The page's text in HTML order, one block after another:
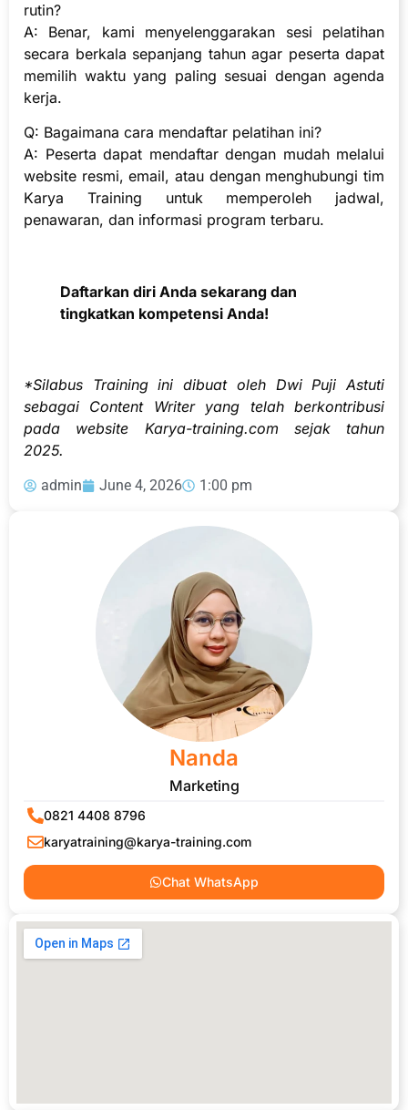
rutin?
A: Benar, kami menyelenggarakan sesi pelatihan
secara berkala sepanjang tahun agar peserta dapat
memilih waktu yang paling sesuai dengan agenda
kerja.
Q: Bagaimana cara mendaftar pelatihan ini?
A: Peserta dapat mendaftar dengan mudah melalui
website resmi, email, atau dengan menghubungi tim
Karya Training untuk memperoleh jadwal,
penawaran, dan informasi program terbaru.
Daftarkan diri Anda sekarang dan
tingkatkan kompetensi Anda!
*Silabus Training ini dibuat oleh Dwi Puji Astuti
sebagai Content Writer yang telah berkontribusi
pada website Karya-training.com sejak tahun
2025.
admin June 4, 2026 1:00 pm
Nanda
Marketing
0821 4408 8796
karyatraining@karya-training.com
Chat WhatsApp